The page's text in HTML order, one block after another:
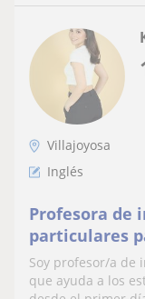
Villajoyosa
Inglés
Profesora de
particulares
Alicante
Soy profesor/a de
que ayuda a los